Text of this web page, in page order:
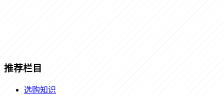
推荐栏目
选购知识